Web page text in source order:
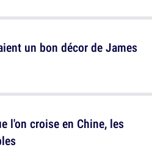
l'on croise en Chine, les
un bon décor de James